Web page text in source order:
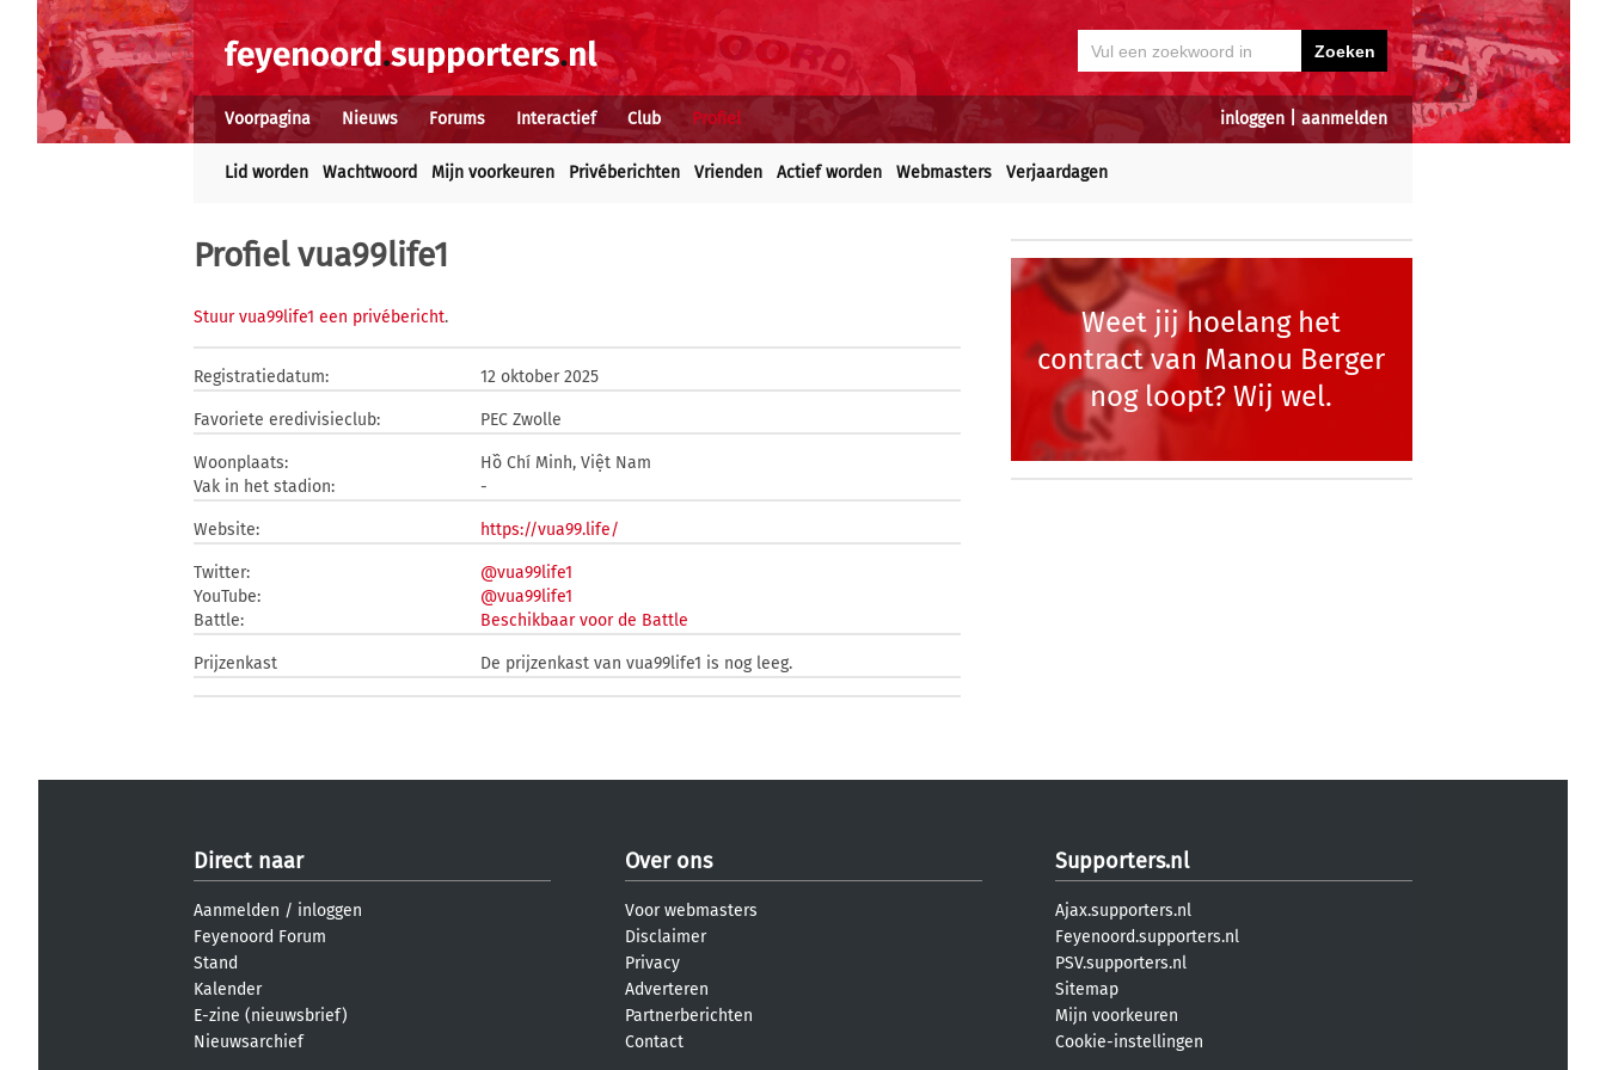
inloggen aanmelden
Voorpagina Nieuws Forums Interactief Club Profiel
Lid worden Wachtwoord Mijn voorkeuren Privéberichten Vrienden Actief worden Webmasters Verjaardagen
Profiel vua99life1
Stuur vua99life1 een privébericht.
Registratiedatum: 12 oktober 2025
Favoriete eredivisieclub: PEC Zwolle
Woonplaats:
Hồ Chí Minh, Việt Nam
Vak in het stadion:
-
Website: https://vua99.life/
Twitter:
@vua99life1
YouTube:
@vua99life1
Battle:
Beschikbaar voor de Battle
Prijzenkast De prijzenkast van vua99life1 is nog leeg.
Weet jij hoelang het
contract van Manou Berger
nog loopt? Wij wel.
Direct naar
Aanmelden / inloggen
Feyenoord Forum
Stand
Kalender
E-zine (nieuwsbrief)
Nieuwsarchief
Over ons
Voor webmasters
Disclaimer
Privacy
Adverteren
Partnerberichten
Contact
Supporters.nl
Ajax.supporters.nl
Feyenoord.supporters.nl
PSV.supporters.nl
Sitemap
Mijn voorkeuren
Cookie-instellingen